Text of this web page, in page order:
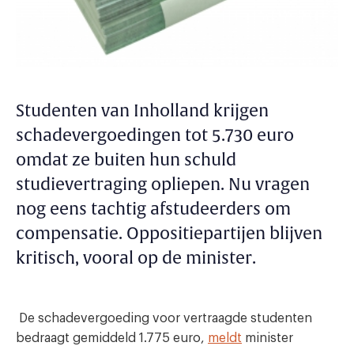
Studenten van Inholland krijgen
schadevergoedingen tot 5.730 euro
omdat ze buiten hun schuld
studievertraging opliepen. Nu vragen
nog eens tachtig afstudeerders om
compensatie. Oppositiepartijen blijven
kritisch, vooral op de minister.
De schadevergoeding voor vertraagde studenten
bedraagt gemiddeld 1.775 euro, meldt minister